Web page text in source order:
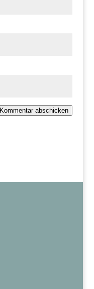
Kommentar abschicken